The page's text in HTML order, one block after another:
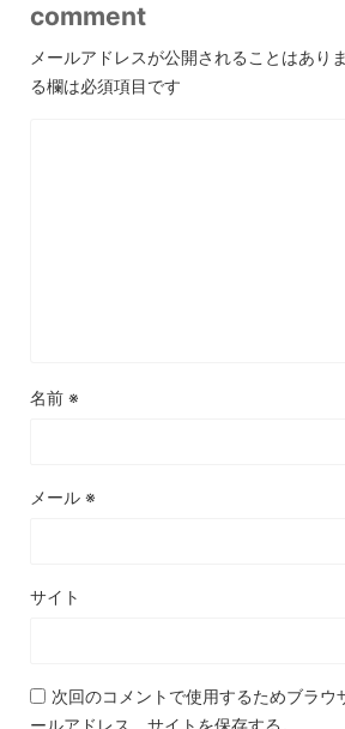
comment
メールアドレスが公開されることはありま
る欄は必須項目です
名前 ※
メール ※
サイト
次回のコメントで使用するためブラウ